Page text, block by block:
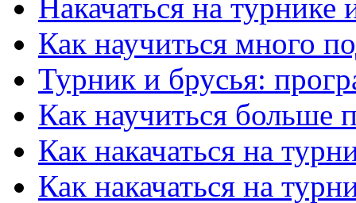
Накачаться на турнике
Как научиться много
Турник и брусья:
Как научиться больше
Как накачаться на
Как накачаться на